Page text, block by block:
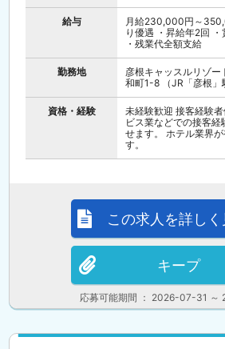
給与
月給230,000円～
り優遇 ・昇給年2回
・残業代全額支給
勤務地
彦根キャッスルリゾ
和町1-8 （JR「彦根」
資格・経験
未経験歓迎 接客経験
ビス業などでの接客
せます。 ホテル業界
す。
応募可能期間 ： 2026-07-31
この求人を詳しく
キープ